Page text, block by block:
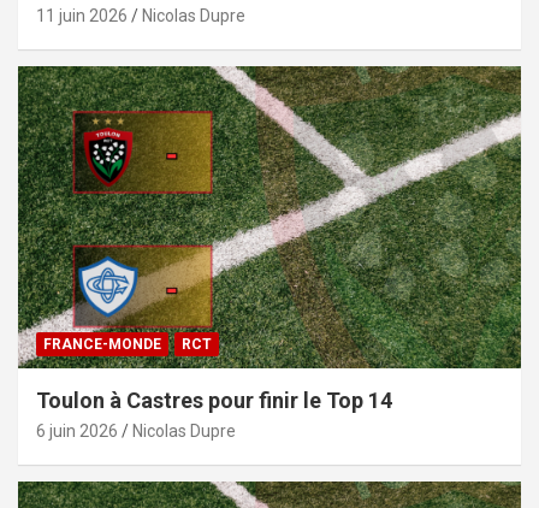
11 juin 2026 Nicolas Dupre
FRANCE-MONDE RCT
Toulon à Castres pour finir le Top 14
6 juin 2026 Nicolas Dupre